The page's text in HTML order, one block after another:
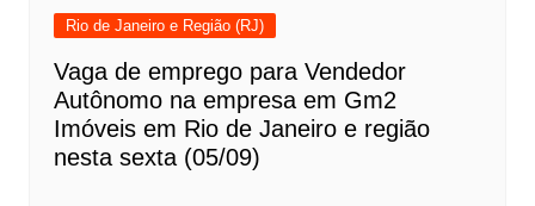
Rio de Janeiro e Região (RJ)
Vaga de emprego para Vendedor
Autônomo na empresa em Gm2
Imóveis em Rio de Janeiro e região
nesta sexta (05/09)